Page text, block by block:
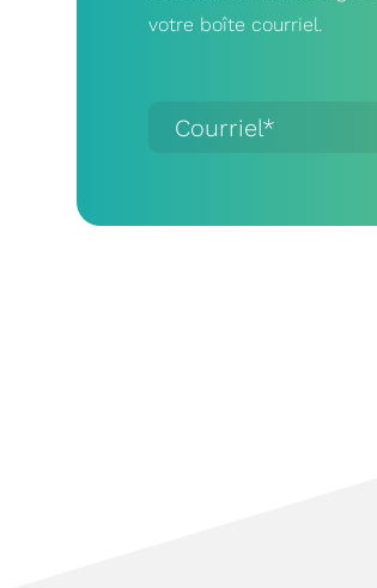
votre boîte courriel.